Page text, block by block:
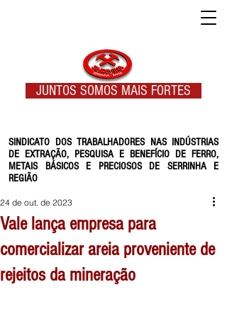
SINDICATO DOS TRABALHADORES NAS INDÚSTRIAS
DE EXTRAÇÃO, PESQUISA E BENEFÍCIO DE FERRO,
METAIS BÁSICOS E PRECIOSOS DE SERRINHA E
REGIÃO
JUNTOS SOMOS MAIS FORTES
Vale lança empresa para
comercializar areia proveniente de
rejeitos da mineração
24 de out. de 2023